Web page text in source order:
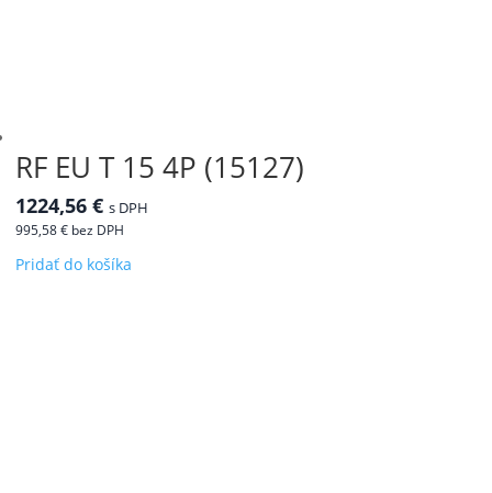
RF EU T 15 4P (15127)
1224,56 € s DPH
995,58€ bez DPH
Pridať do košíka